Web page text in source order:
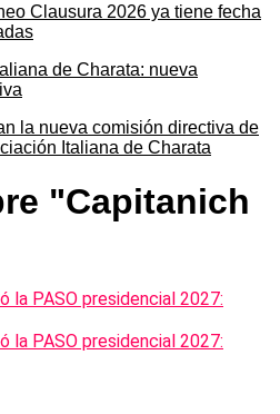
Clausura 2026 ya tiene fecha
la nueva comisión directiva de
Italiana de Charata
"Capitanich